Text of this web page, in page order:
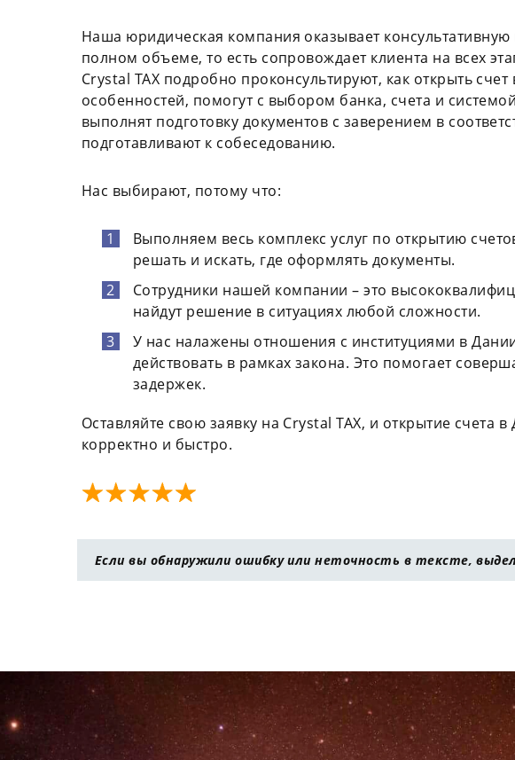
Наша юридическая компания оказывает
полном объеме, то есть сопровождает клиента на всех
Crystal TAX подробно проконсультируют, как открыть
особенностей, помогут с выбором банка, счета и
выполнят подготовку документов с заверением в
подготавливают к собеседованию.
Нас выбирают, потому что:
Выполняем весь комплекс услуг по открытию
решать и искать, где оформлять документы.
Сотрудники нашей компании – это
найдут решение в ситуациях любой сложности.
У нас налажены отношения с институциями в
действовать в рамках закона. Это помогает
задержек.
Оставляйте свою заявку на Crystal TAX, и открытие счета
корректно и быстро.
Если вы обнаружили ошибку или неточность в тексте,